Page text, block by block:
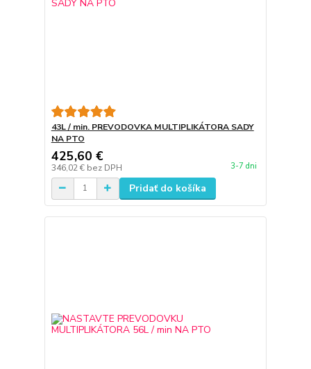
43L / min. PREVODOVKA MULTIPLIKÁTORA SADY
NA PTO
425,60 €
346,02 € bez DPH 3-7 dni
Pridať do košíka